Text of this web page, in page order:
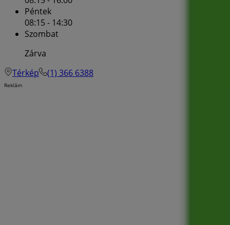
Péntek
08:15 - 14:30
Szombat
Zárva
Térkép
(1) 366 6388
Reklám